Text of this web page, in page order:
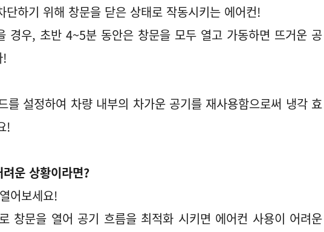
단하기 위해 창문을 닫은 상태로 작동시키는 에어컨!
경우, 초반 4~5분 동안은 창문을 모두 열고 가동하면 뜨거운 공
!
설정하여 차량 내부의 차가운 공기를 재사용함으로써 냉각 효
!
운 상황이라면?
어보세요!
창문을 열어 공기 흐름을 최적화 시키면 에어컨 사용이 어려운